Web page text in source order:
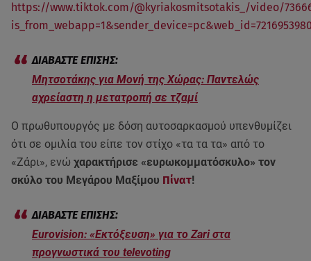
https://www.tiktok.com/@kyriakosmitsotakis_/video/
Μητσοτάκης για Μονή της Χώρας: Παντελώς
αχρείαστη η μετατροπή σε τζαμί
Ο πρωθυπουργός με δόση αυτοσαρκασμού υπενθυμίζει
ότι σε ομιλία του είπε τον στίχο «τα τα τα» από το
«Ζάρι», ενώ χαρακτήρισε «ευρωκομματόσκυλο» τον
σκύλο του Μεγάρου Μαξίμου Πίνατ!
Eurovision: «Εκτόξευση» για το Zari στα
προγνωστικά του televoting